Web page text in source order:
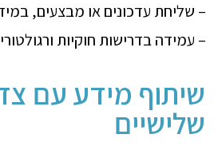
– שליחת עדכונים או מבצעים,
– עמידה בדרישות חוקיות
שיתוף מידע עם
שלישיים